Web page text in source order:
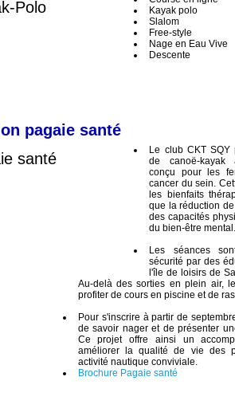
Kayak polo
Slalom
Free-style
Nage en Eau Vive
Descente
pagaie santé
Le club CKT SQY
de canoë-kayak
conçu pour les
cancer du sein.
les bienfaits
que la réduction
des capacités
du bien-être
Les séances
sécurité par des
l'île de loisirs de
Au-delà des sorties en plein air,
profiter de cours en piscine et de
Pour s'inscrire à partir de
de savoir nager et de présenter
Ce projet offre ainsi un
améliorer la qualité de vie des
activité nautique conviviale.
Brochure Pagaie santé